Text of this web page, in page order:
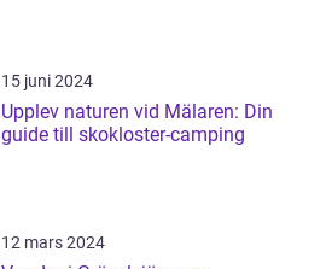
15 juni 2024
Upplev naturen vid Mälaren: Din
guide till skokloster-camping
12 mars 2024